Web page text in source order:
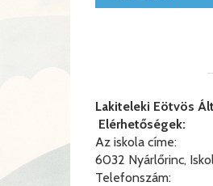
Lakiteleki Eötvös
Elérhetőségek:
Az iskola címe:
6032 Nyárlőrinc,
Telefonszám: